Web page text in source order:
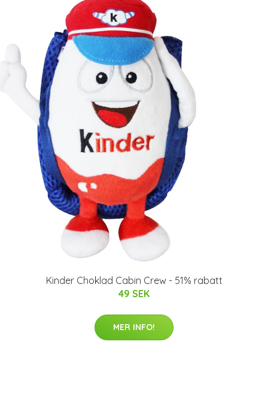
Kinder Choklad Cabin Crew - 51% rabatt
49 SEK
MER INFO!